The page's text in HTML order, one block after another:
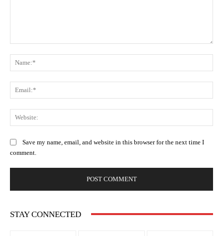
Save my name, email, and website in this browser for the next time I
comment.
STAY CONNECTED